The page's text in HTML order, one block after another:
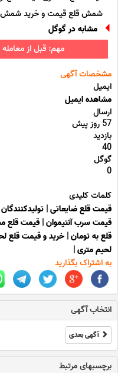
شمش قلع قیمت و خرید شمش
مشابه در گوگل
مهم: قبل از
مشخصات آگهی
ایمیل
مشاهده ایمیل
ارسال
57 روز پیش
بازدید
40
گوگل
0
کلمات کلیدی
قیمت قلع ضایعاتی|
قیمت سرب آنتیموان| قیمت قلع
قلع به تومان| خرید و قیمت قلع
لحیم متری|
به اشتراک بگذارید
انتخاب آگهی
آگهی بعدی
برچسبهای مرتبط